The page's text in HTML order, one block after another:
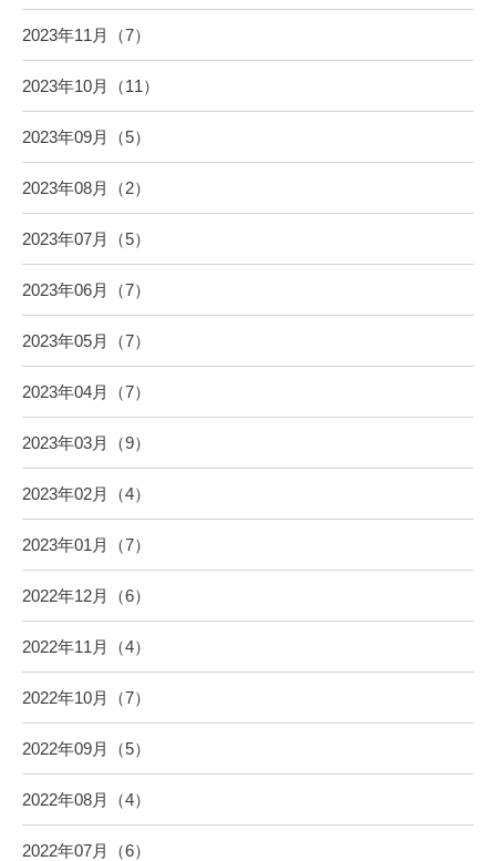
2023年11月（7）
2023年10月（11）
2023年09月（5）
2023年08月（2）
2023年07月（5）
2023年06月（7）
2023年05月（7）
2023年04月（7）
2023年03月（9）
2023年02月（4）
2023年01月（7）
2022年12月（6）
2022年11月（4）
2022年10月（7）
2022年09月（5）
2022年08月（4）
2022年07月（6）